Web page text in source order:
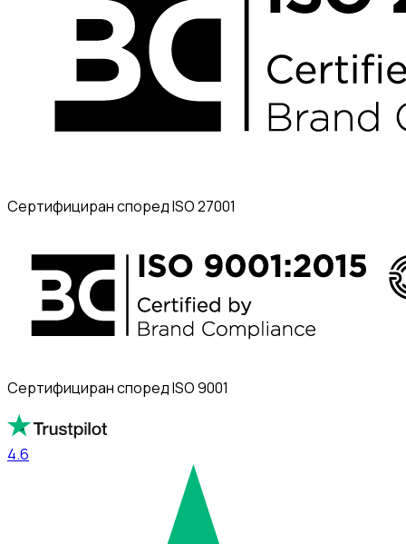
Сертифициран според ISO 27001
Сертифициран според ISO 9001
4.6